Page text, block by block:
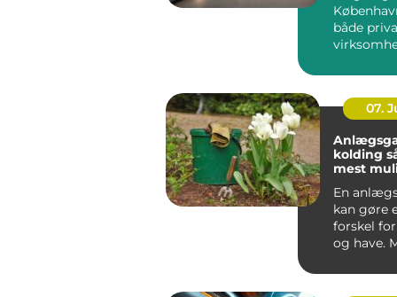
både
07.
kolding sådan får du
mest
En
kan gøre
forskel
og have.
omkring